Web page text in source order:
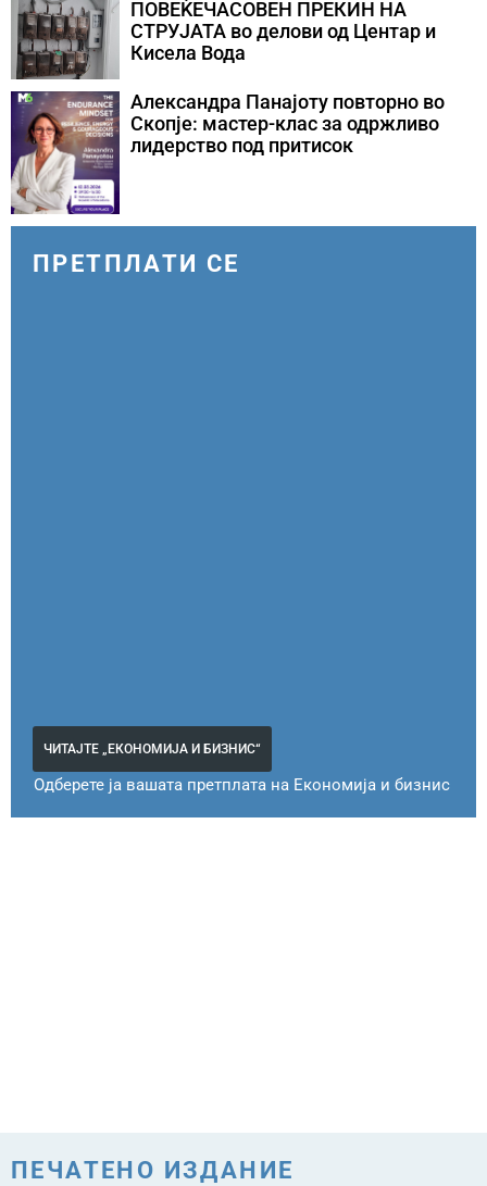
ПОВЕЌЕЧАСОВЕН ПРЕКИН НА
СТРУЈАТА во делови од Центар и
Кисела Вода
Александра Панајоту повторно во
Скопје: мастер-клас за одржливо
лидерство под притисок
ПРЕТПЛАТИ СЕ
ЧИТАЈТЕ „ЕКОНОМИЈА И БИЗНИС“
Одберете ја вашата претплата на Економија и бизнис
ПЕЧАТЕНО ИЗДАНИЕ